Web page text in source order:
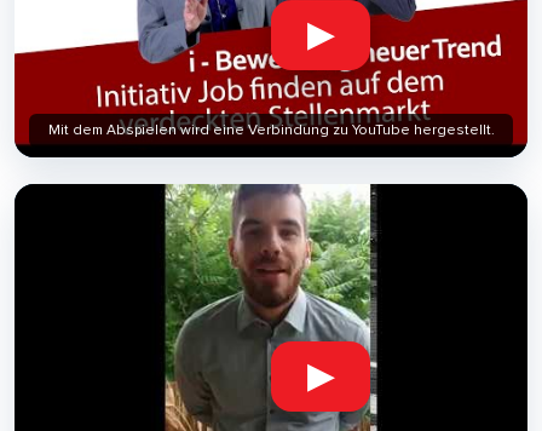
▶
Mit dem Abspielen wird eine Verbindung zu YouTube hergestellt.
▶